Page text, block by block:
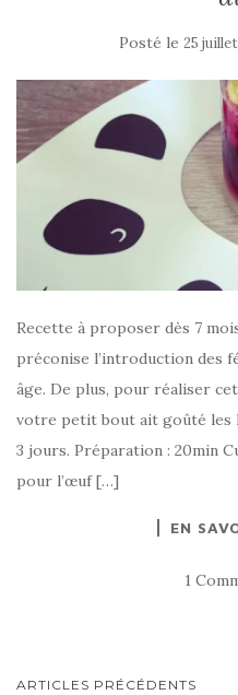
Posté le 25
Recette à proposer dès 7
préconise l’introduction des
âge. De plus, pour réaliser
votre petit bout ait goûté les
3 jours. Préparation : 20min
pour l’œuf […]
EN
1
NAVIGATION
ARTICLES PRÉCÉDENTS